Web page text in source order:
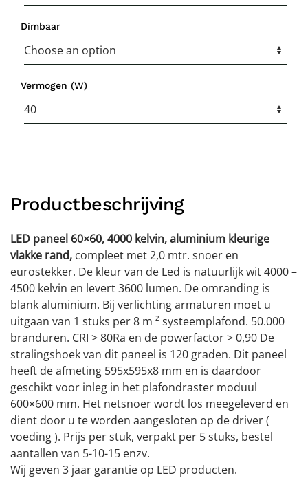
Dimbaar
Vermogen (W)
Productbeschrijving
LED paneel 60×60, 4000 kelvin, aluminium kleurige
vlakke rand, compleet met 2,0 mtr. snoer en
eurostekker. De kleur van de Led is natuurlijk wit 4000 –
4500 kelvin en levert 3600 lumen. De omranding is
blank aluminium. Bij verlichting armaturen moet u
uitgaan van 1 stuks per 8 m ² systeemplafond. 50.000
branduren. CRI > 80Ra en de powerfactor > 0,90 De
stralingshoek van dit paneel is 120 graden. Dit paneel
heeft de afmeting 595x595x8 mm en is daardoor
geschikt voor inleg in het plafondraster moduul
600×600 mm. Het netsnoer wordt los meegeleverd en
dient door u te worden aangesloten op de driver (
voeding ). Prijs per stuk, verpakt per 5 stuks, bestel
aantallen van 5-10-15 enzv.
Wij geven 3 jaar garantie op LED producten.